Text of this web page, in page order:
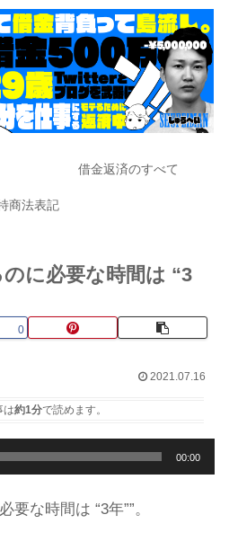
借金返済のすべて
商法表記
に必要な時間は “3
0
2021.07.16
は約1分で読めます。
00:00
要な時間は “3年””。